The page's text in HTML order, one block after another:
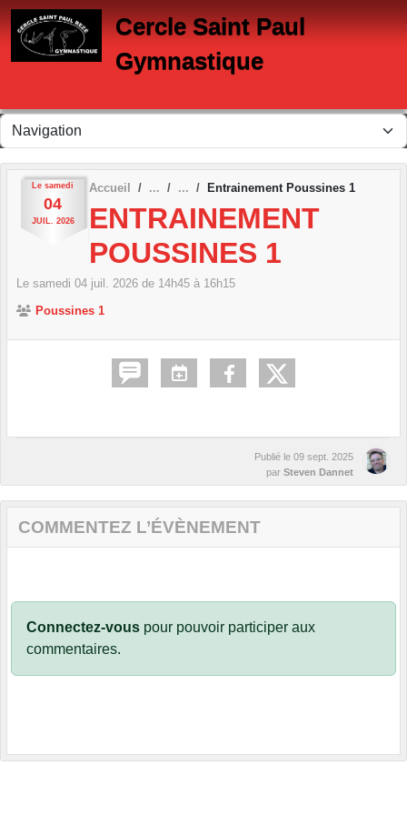
Cercle Saint Paul
Gymnastique
Le samedi
04
JUIL. 2026
Accueil Entrainement Poussines 1
ENTRAINEMENT
POUSSINES 1
Le samedi 04 juil. 2026 de 14h45 à 16h15
Poussines 1
Publié le 09 sept. 2025
par Steven Dannet
COMMENTEZ L’ÉVÈNEMENT
Connectez-vous pour pouvoir participer aux
commentaires.
Panneau de gestion des cookies